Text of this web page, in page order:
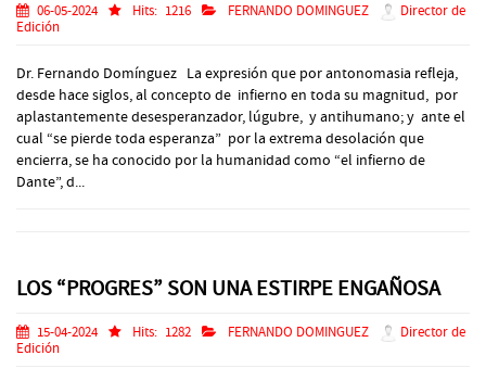
06-05-2024 Hits: 1216 FERNANDO DOMINGUEZ
Director de
Edición
Dr. Fernando Domínguez La expresión que por antonomasia refleja,
desde hace siglos, al concepto de infierno en toda su magnitud, por
aplastantemente desesperanzador, lúgubre, y antihumano; y ante el
cual “se pierde toda esperanza” por la extrema desolación que
encierra, se ha conocido por la humanidad como “el infierno de
Dante”, d...
LOS “PROGRES” SON UNA ESTIRPE ENGAÑOSA
15-04-2024 Hits: 1282 FERNANDO DOMINGUEZ
Director de
Edición